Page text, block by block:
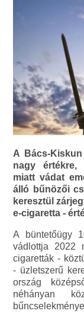
A Bács-
nagy értékre,
miatt vádat
álló bűnözői
keresztül
e-cigaretta -
A büntetőügy
vádlottja 2022
cigaretták -
- üzletszerű
ország
néhányan